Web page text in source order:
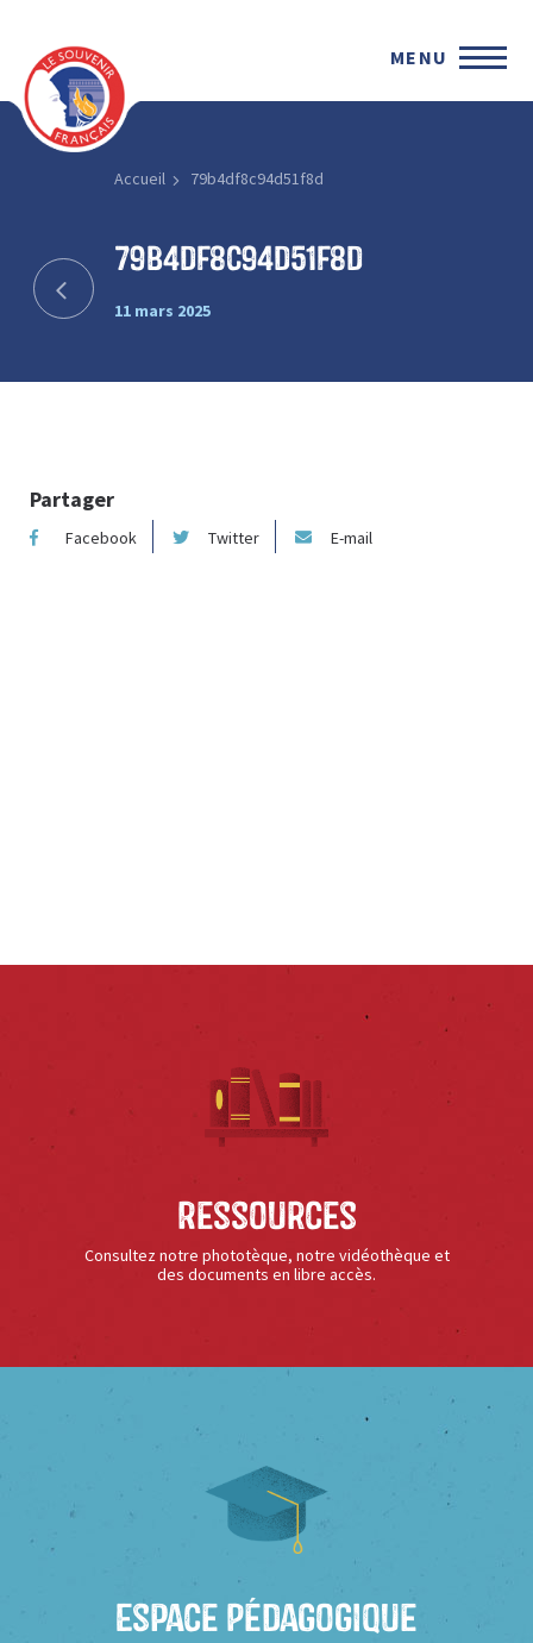
MENU
Accueil 79b4df8c94d51f8d
79b4df8c94d51f8d
11 mars 2025
Partager
Facebook Twitter E-mail
Ressources
Consultez notre phototèque, notre vidéothèque et
des documents en libre accès.
Espace Pédagogique